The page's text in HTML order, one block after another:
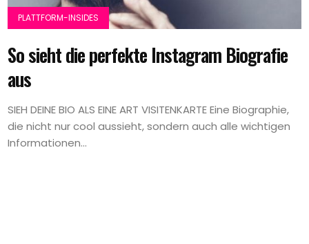
PLATTFORM-INSIDES
So sieht die perfekte Instagram Biografie
aus
SIEH DEINE BIO ALS EINE ART VISITENKARTE Eine Biographie,
die nicht nur cool aussieht, sondern auch alle wichtigen
Informationen...